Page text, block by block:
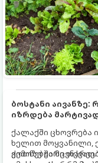
ბოსტანი
იზრდება
ქალაქში ცხოვრება
ხელით მოყვანილი,
გემოზე უარი თქვათ.
ქოთნებში